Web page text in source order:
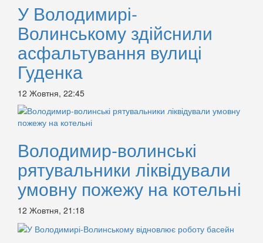
У Володимирі-
Волинському здійснили
асфальтування вулиці
Гуденка
12 Жовтня, 22:45
Володимир-волинські
рятувальники ліквідували
умовну пожежу на котельні
12 Жовтня, 21:18